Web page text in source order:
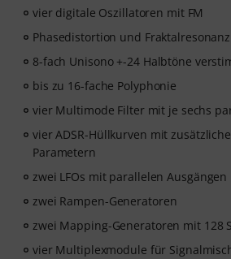
Modulation und Effekte
wird nach deiner Bestellung
versendet. Keine Kreditkarte
Testzugang endet nach Ablauf
ist.
vier digitale Oszillatoren mit FM
Phasedistortion und Fraktalresonanz
8-fach Unisono +-24 Halbtöne
bis zu 16-fache Polyphonie
vier Multimode Filter mit je sechs
vier ADSR-Hüllkurven mit
Parametern
zwei LFOs mit parallelen Ausgängen
zwei Rampen-Generatoren
zwei Mapping-Generatoren mit 128
vier Multiplexmodule für